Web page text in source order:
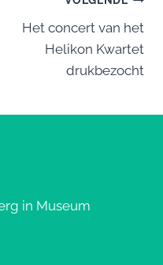
Het concert van het
Helikon Kwartet
drukbezocht
in Museum